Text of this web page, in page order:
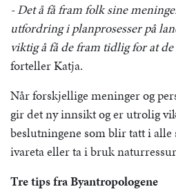
- Det å få fram folk sine
utfordring i planprosesser på
viktig å få de fram tidlig for at
forteller Katja.
Når forskjellige meninger og
gir det ny innsikt og er utrolig
beslutningene som blir tatt i
ivareta eller ta i bruk
Tre tips fra Byantropologene